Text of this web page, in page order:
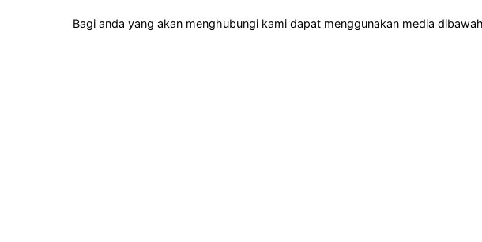
Bagi anda yang akan menghubungi kami dapat menggunakan media